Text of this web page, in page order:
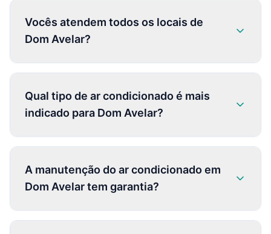
Vocês atendem todos os locais de
Dom Avelar?
Qual tipo de ar condicionado é mais
indicado para Dom Avelar?
A manutenção do ar condicionado em
Dom Avelar tem garantia?